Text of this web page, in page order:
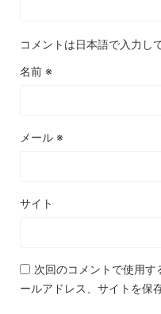
コメントは日本語で入力し
名前 ※
メール ※
サイト
次回のコメントで使用す
ールアドレス、サイトを保